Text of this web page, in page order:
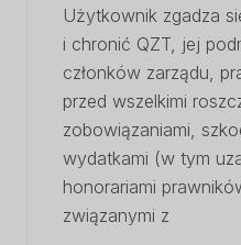
Użytkownik zgadza
i chronić QZT, jej
członków zarządu,
przed wszelkimi
zobowiązaniami,
wydatkami (w tym
honorariami
związanymi z